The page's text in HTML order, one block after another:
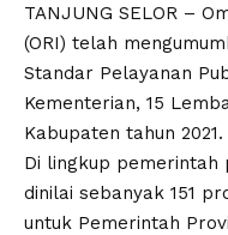
TANJUNG SELOR –
(ORI) telah
Standar Pelayanan
Kementerian, 15
Kabupaten tahun 2021.
Di lingkup pemerintah
dinilai sebanyak 151
untuk Pemerintah